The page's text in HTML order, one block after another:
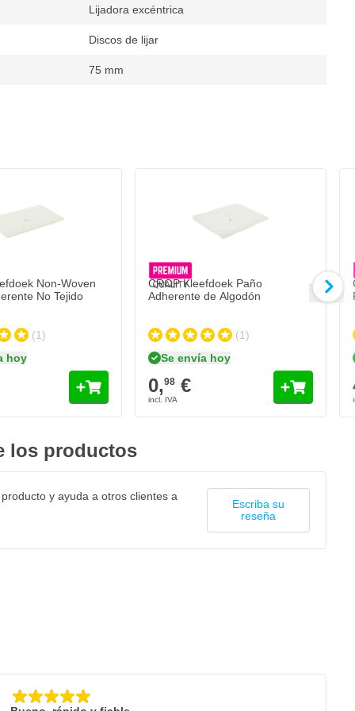
Lijadora excéntrica
Discos de lijar
75 mm
Non-Woven
No Tejido
(1)
hoy
CROP Kleefdoek Paño
Adherente de Algodón
(1)
Se envía hoy
0,98 €
los productos
y ayuda a otros clientes a
Escriba su
reseña